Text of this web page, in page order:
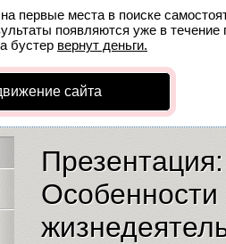
первые места в поиске
появляются уже в
бустер вернут деньги.
сайта
Особенности